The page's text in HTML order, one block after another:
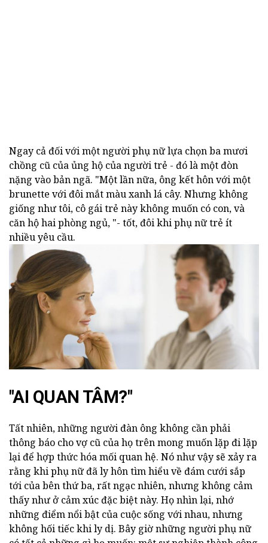
Ngay cả đối với một người phụ nữ lựa chọn ba mươi
chồng cũ của ủng hộ của người trẻ - đó là một đòn
nặng vào bản ngã. "Một lần nữa, ông kết hôn với một
brunette với đôi mắt màu xanh lá cây. Nhưng không
giống như tôi, cô gái trẻ này không muốn có con, và
căn hộ hai phòng ngủ, "- tốt, đôi khi phụ nữ trẻ ít
nhiều yêu cầu.
"AI QUAN TÂM?"
Tất nhiên, những người đàn ông không cần phải
thông báo cho vợ cũ của họ trên mong muốn lặp đi lặp
lại để hợp thức hóa mối quan hệ. Nó như vậy sẽ xảy ra
rằng khi phụ nữ đã ly hôn tìm hiểu về đám cưới sắp
tới của bên thứ ba, rất ngạc nhiên, nhưng không cảm
thấy như ở cảm xúc đặc biệt này. Họ nhìn lại, nhớ
những điểm nổi bật của cuộc sống với nhau, nhưng
không hối tiếc khi ly dị. Bây giờ những người phụ nữ